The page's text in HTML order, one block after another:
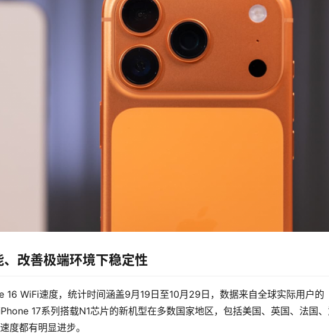
改善极端环境下稳定性
16 WiFi速度，统计时间涵盖9月19日至10月29日，数据来自全球实际用户的
17系列搭载N1芯片的新机型在多数国家地区，包括美国、英国、法国
度都有明显进步。